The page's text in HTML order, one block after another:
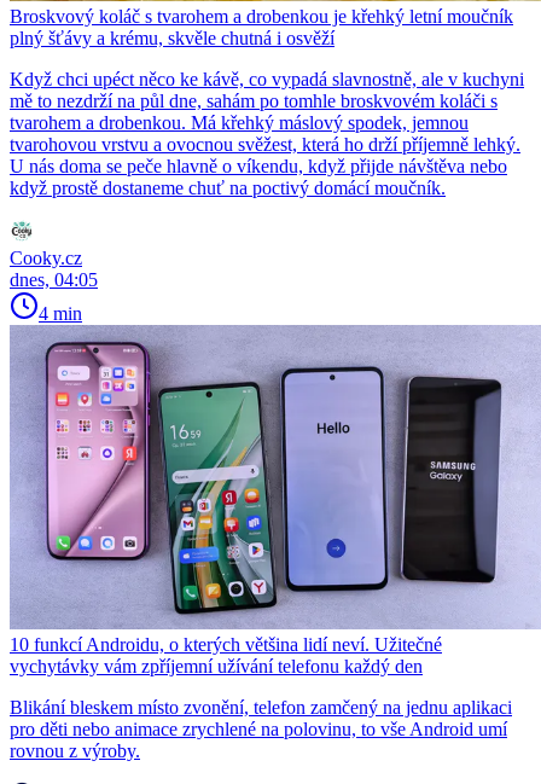
Broskvový koláč s tvarohem a drobenkou je křehký letní moučník
plný šťávy a krému, skvěle chutná i osvěží
Když chci upéct něco ke kávě, co vypadá slavnostně, ale v kuchyni
mě to nezdrží na půl dne, sahám po tomhle broskvovém koláči s
tvarohem a drobenkou. Má křehký máslový spodek, jemnou
tvarohovou vrstvu a ovocnou svěžest, která ho drží příjemně lehký.
U nás doma se peče hlavně o víkendu, když přijde návštěva nebo
když prostě dostaneme chuť na poctivý domácí moučník.
Cooky.cz
dnes, 04:05
4 min
10 funkcí Androidu, o kterých většina lidí neví. Užitečné
vychytávky vám zpříjemní užívání telefonu každý den
Blikání bleskem místo zvonění, telefon zamčený na jednu aplikaci
pro děti nebo animace zrychlené na polovinu, to vše Android umí
rovnou z výroby.